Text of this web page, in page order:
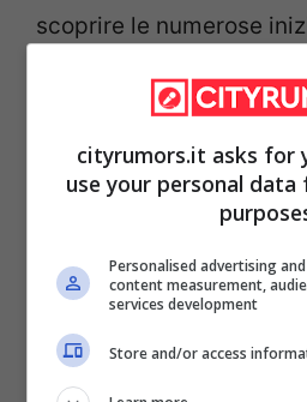
scoprire le numerose
Code si potranno
delle organizzazioni no
nella vetrina Amazon for
un click per la scuola,
Amazona supporto
didattica”.
cityrumors.it asks for
use your personal
Personalised advertising
content measurement,
services development
Store and/or access